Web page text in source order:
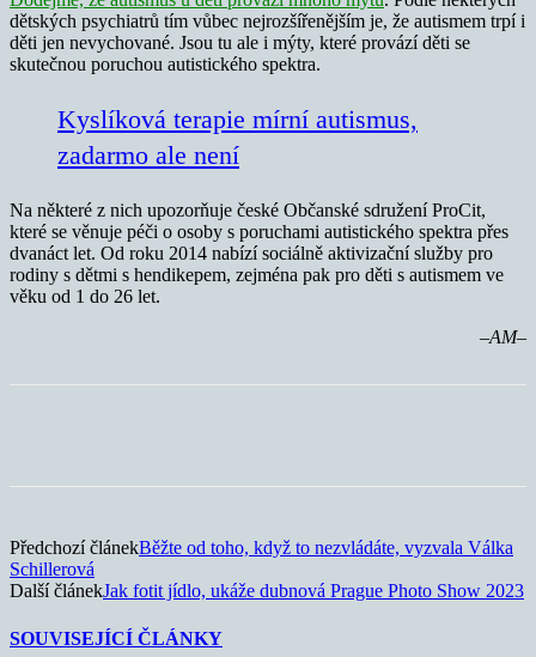
dětských psychiatrů tím vůbec nejrozšířenějším je, že autismem trpí i
děti jen nevychované. Jsou tu ale i mýty, které provází děti se
skutečnou poruchou autistického spektra.
Kyslíková terapie mírní autismus,
zadarmo ale není
Na některé z nich upozorňuje české Občanské sdružení ProCit,
které se věnuje péči o osoby s poruchami autistického spektra přes
dvanáct let. Od roku 2014 nabízí sociálně aktivizační služby pro
rodiny s dětmi s hendikepem, zejména pak pro děti s autismem ve
věku od 1 do 26 let.
–AM–
Předchozí článekBěžte od toho, když to nezvládáte, vyzvala Válka
Schillerová
Další článekJak fotit jídlo, ukáže dubnová Prague Photo Show 2023
SOUVISEJÍCÍ ČLÁNKY